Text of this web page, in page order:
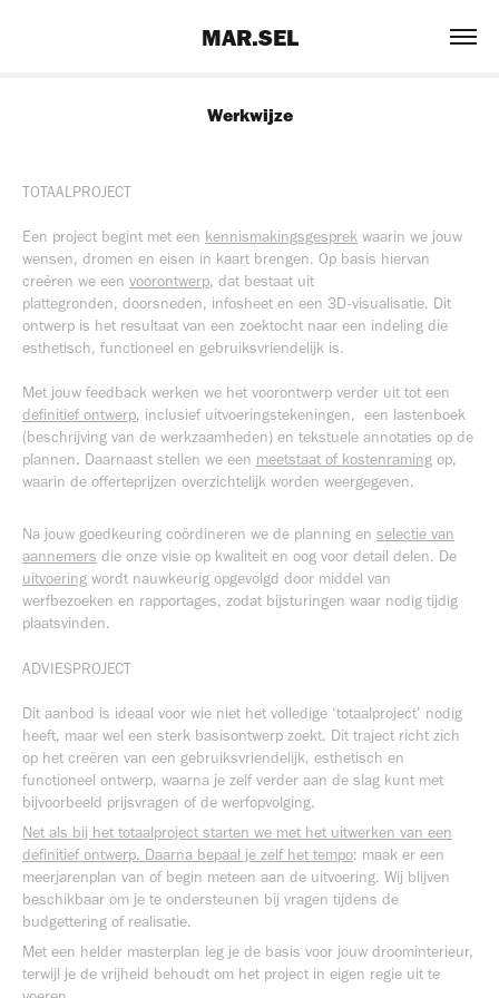
MAR.SEL
Werkwijze
TOTAALPROJECT
Een project begint met een kennismakingsgesprek waarin we jouw
wensen, dromen en eisen in kaart brengen. Op basis hiervan
creëren we een voorontwerp, dat bestaat uit
plattegronden, doorsneden, infosheet en een 3D-visualisatie. Dit
ontwerp is het resultaat van een zoektocht naar een indeling die
esthetisch, functioneel en gebruiksvriendelijk is.
Met jouw feedback werken we het voorontwerp verder uit tot een
definitief ontwerp, inclusief uitvoeringstekeningen, een lastenboek
(beschrijving van de werkzaamheden) en tekstuele annotaties op de
plannen. Daarnaast stellen we een meetstaat of kostenraming op,
waarin de offerteprijzen overzichtelijk worden weergegeven.
Na jouw goedkeuring coördineren we de planning en selectie van
aannemers die onze visie op kwaliteit en oog voor detail delen. De
uitvoering wordt nauwkeurig opgevolgd door middel van
werfbezoeken en rapportages, zodat bijsturingen waar nodig tijdig
plaatsvinden.
ADVIESPROJECT
Dit aanbod is ideaal voor wie niet het volledige ‘totaalproject’ nodig
heeft, maar wel een sterk basisontwerp zoekt. Dit traject richt zich
op het creëren van een gebruiksvriendelijk, esthetisch en
functioneel ontwerp, waarna je zelf verder aan de slag kunt met
bijvoorbeeld prijsvragen of de werfopvolging.
Net als bij het totaalproject starten we met het uitwerken van een
definitief ontwerp. Daarna bepaal je zelf het tempo: maak er een
meerjarenplan van of begin meteen aan de uitvoering. Wij blijven
beschikbaar om je te ondersteunen bij vragen tijdens de
budgettering of realisatie.
Met een helder masterplan leg je de basis voor jouw droominterieur,
terwijl je de vrijheid behoudt om het project in eigen regie uit te